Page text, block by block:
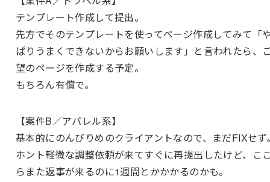
テンプレート作成して提出。
先方でそのテンプレートを使ってページ作成してみて「
ぱりうまくできないからお願いします」と言われたら、
望のページを作成する予定。
もちろん有償で。
【案件B／アパレル系】
基本的にのんびりめのクライアントなので、まだFIXせず
ホント軽微な調整依頼が来てすぐに再提出したけど、こ
らまた返事が来るのに1週間とかかかるのかも。